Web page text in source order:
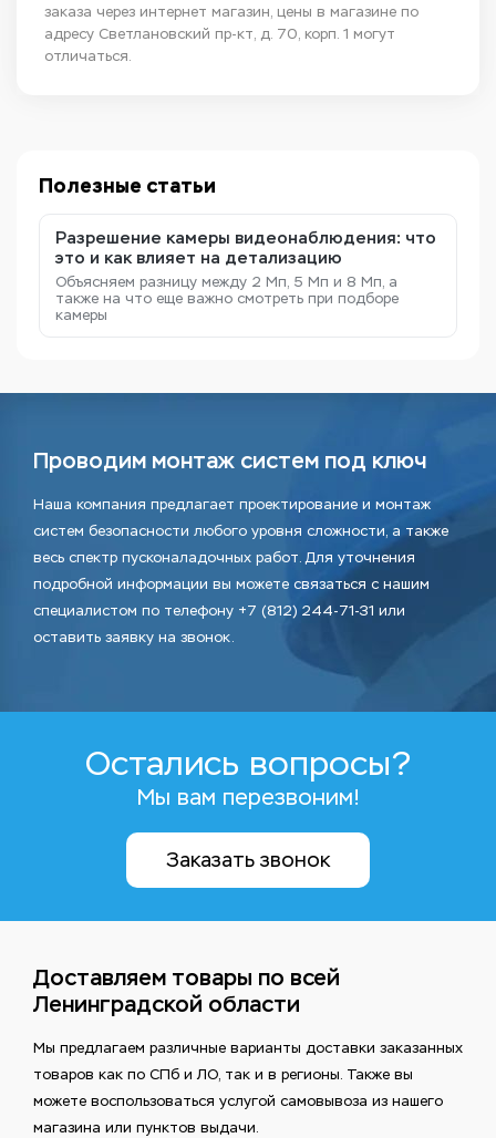
заказа через интернет магазин, цены в магазине по
адресу Светлановский пр-кт, д. 70, корп. 1 могут
отличаться.
Полезные статьи
Разрешение камеры видеонаблюдения: что
это и как влияет на детализацию
Объясняем разницу между 2 Мп, 5 Мп и 8 Мп, а
также на что еще важно смотреть при подборе
камеры
Проводим монтаж систем под ключ
Наша компания предлагает проектирование и монтаж
систем безопасности любого уровня сложности, а также
весь спектр пусконаладочных работ. Для уточнения
подробной информации вы можете связаться с нашим
специалистом по телефону +7 (812) 244-71-31 или
оставить заявку на звонок.
Остались вопросы?
Мы вам перезвоним!
Заказать звонок
Доставляем товары по всей
Ленинградской области
Мы предлагаем различные варианты доставки заказанных
товаров как по СПб и ЛО, так и в регионы. Также вы
можете воспользоваться услугой самовывоза из нашего
магазина или пунктов выдачи.